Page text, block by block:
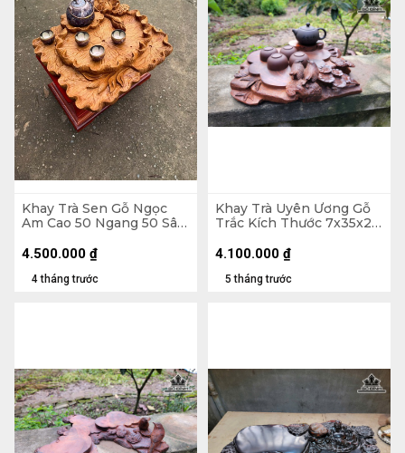
Khay Trà Sen Gỗ Ngọc
Am Cao 50 Ngang 50 Sâu
4 tháng trước
4.500.000 ₫
Khay Trà Uyên Ương Gỗ
Trắc Kích Thước 7x35x27
5 tháng trước
4.100.000 ₫